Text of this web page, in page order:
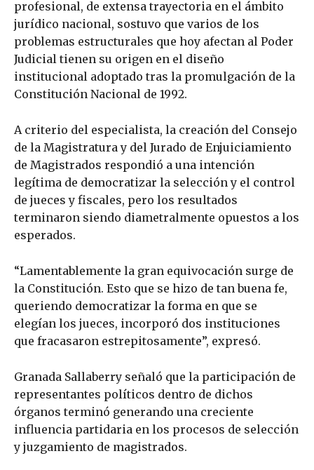
profesional, de extensa trayectoria en el ámbito
jurídico nacional, sostuvo que varios de los
problemas estructurales que hoy afectan al Poder
Judicial tienen su origen en el diseño
institucional adoptado tras la promulgación de la
Constitución Nacional de 1992.
A criterio del especialista, la creación del Consejo
de la Magistratura y del Jurado de Enjuiciamiento
de Magistrados respondió a una intención
legítima de democratizar la selección y el control
de jueces y fiscales, pero los resultados
terminaron siendo diametralmente opuestos a los
esperados.
“Lamentablemente la gran equivocación surge de
la Constitución. Esto que se hizo de tan buena fe,
queriendo democratizar la forma en que se
elegían los jueces, incorporó dos instituciones
que fracasaron estrepitosamente”, expresó.
Granada Sallaberry señaló que la participación de
representantes políticos dentro de dichos
órganos terminó generando una creciente
influencia partidaria en los procesos de selección
y juzgamiento de magistrados.